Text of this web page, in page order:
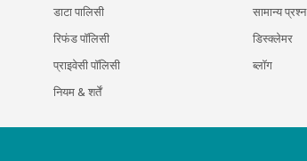
डाटा पालिसी
रिफंड पॉलिसी
प्राइवेसी पॉलिसी
नियम & शर्तें
सामान्य प्रश्न
डिस्क्लेमर
ब्लॉग